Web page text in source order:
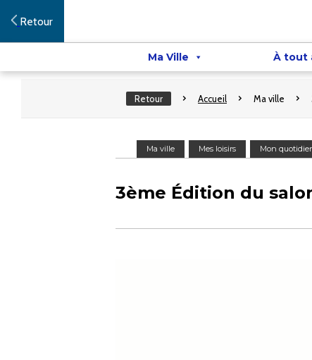
Retour
Ma Ville À tout
Retour Accueil Ma ville
Ma ville Mes loisirs Mon
3ème Édition du